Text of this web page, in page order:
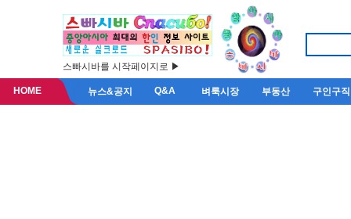
스빠시바를 시작페이지로 ▶
HOME 뉴스&공지 Q&A 벼룩시장 부동산 구인구직